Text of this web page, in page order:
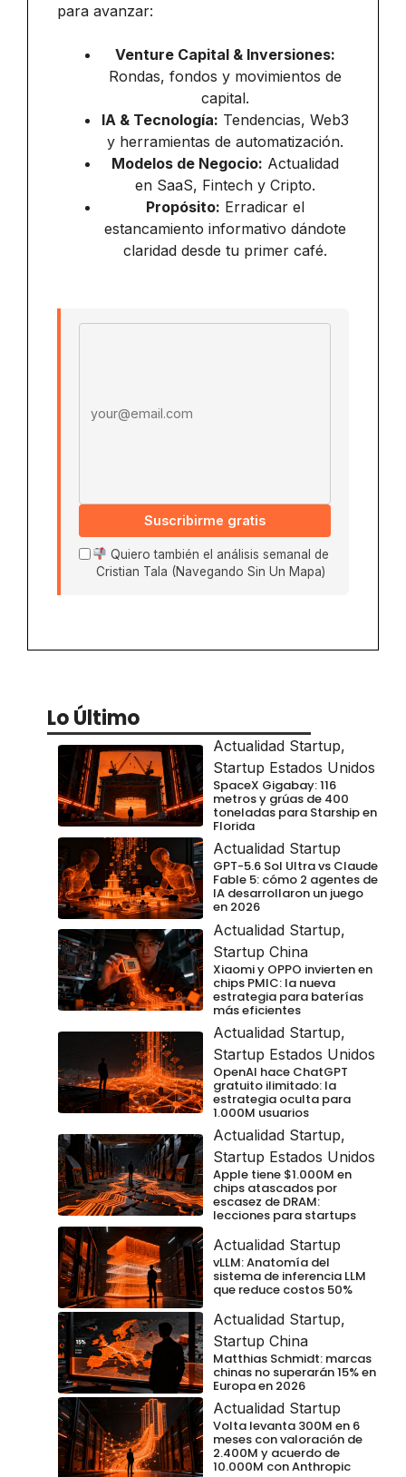
para avanzar:
Venture Capital & Inversiones:
Rondas, fondos y movimientos de
capital.
IA & Tecnología: Tendencias, Web3
y herramientas de automatización.
Modelos de Negocio: Actualidad
en SaaS, Fintech y Cripto.
Propósito: Erradicar el
estancamiento informativo dándote
claridad desde tu primer café.
Suscribirme gratis
Quiero también el análisis semanal de
Cristian Tala (Navegando Sin Un Mapa)
Lo Último
Actualidad Startup,
Startup Estados Unidos
SpaceX Gigabay: 116
metros y grúas de 400
toneladas para Starship en
Florida
Actualidad Startup
GPT-5.6 Sol Ultra vs Claude
Fable 5: cómo 2 agentes de
IA desarrollaron un juego
en 2026
Actualidad Startup,
Startup China
Xiaomi y OPPO invierten en
chips PMIC: la nueva
estrategia para baterías
más eficientes
Actualidad Startup,
Startup Estados Unidos
OpenAI hace ChatGPT
gratuito ilimitado: la
estrategia oculta para
1.000M usuarios
Actualidad Startup,
Startup Estados Unidos
Apple tiene $1.000M en
chips atascados por
escasez de DRAM:
lecciones para startups
Actualidad Startup
vLLM: Anatomía del
sistema de inferencia LLM
que reduce costos 50%
Actualidad Startup,
Startup China
Matthias Schmidt: marcas
chinas no superarán 15% en
Europa en 2026
Actualidad Startup
Volta levanta 300M en 6
meses con valoración de
2.400M y acuerdo de
10.000M con Anthropic